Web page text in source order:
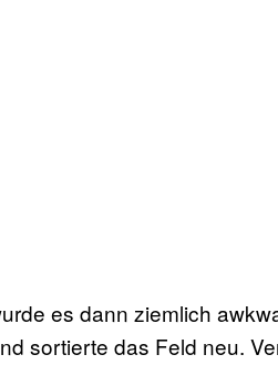
es dann ziemlich
sortierte das Feld neu.